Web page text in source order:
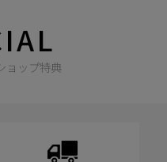
ョップ特典